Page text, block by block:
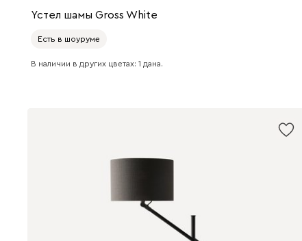
Үстел шамы Gross White
Есть в шоуруме
В наличии в других цветах: 1 дана.